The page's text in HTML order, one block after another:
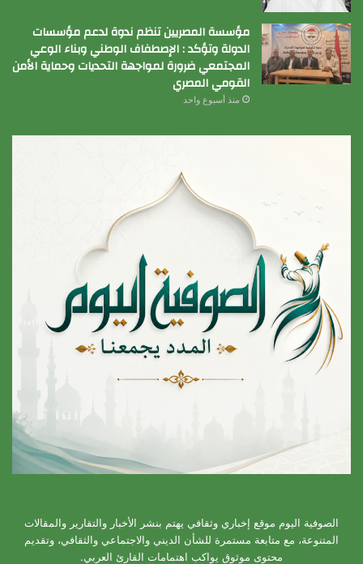
مؤسسة المصريين تنظم ندوة لدعم مؤسسات
الدولة وتؤكد : الإصطفاف الوطني وبناء الوعي
المجتمعي ضرورة لمواجهة التحديات وحماية الأمن
القومي المصري
منذ أسبوع واحد
الصوفية اليوم موقع إخباري وثقافي يهتم بنشر الأخبار والتقارير والمقالات
المتنوعة، مع متابعة مستمرة للشأن الديني والاجتماعي والثقافي، وتقديم
محتوى موثوق يواكب اهتمامات القارئ العربي.